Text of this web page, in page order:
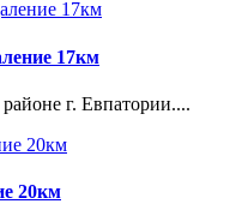
17км
г. Евпатории....
20км